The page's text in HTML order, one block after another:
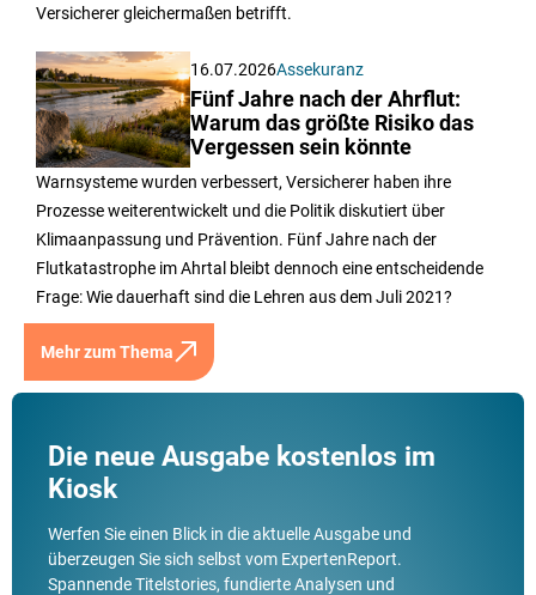
Versicherer gleichermaßen betrifft.
16.07.2026Assekuranz
Fünf Jahre nach der Ahrflut:
Warum das größte Risiko das
Vergessen sein könnte
Warnsysteme wurden verbessert, Versicherer haben ihre
Prozesse weiterentwickelt und die Politik diskutiert über
Klimaanpassung und Prävention. Fünf Jahre nach der
Flutkatastrophe im Ahrtal bleibt dennoch eine entscheidende
Frage: Wie dauerhaft sind die Lehren aus dem Juli 2021?
Mehr zum Thema
Die neue Ausgabe kostenlos im
Kiosk
Werfen Sie einen Blick in die aktuelle Ausgabe und
überzeugen Sie sich selbst vom ExpertenReport.
Spannende Titelstories, fundierte Analysen und